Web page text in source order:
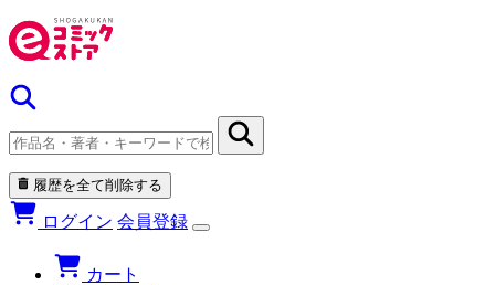
履歴を全て削除する
ログイン 会員登録
カート